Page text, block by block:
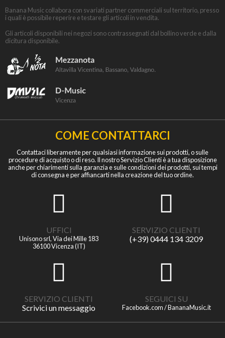
Banana Music collabora con svariati partner commerciali sul territorio, presso
i quali è possibile reperire e testare gli articoli in vendita.
Gli articoli disponibili nei negozi sono contrassegnati dal bollino verde e dalla
dicitura disponibile.
COME CONTATTARCI
Contattaci liberamente per qualsiasi informazione sui prodotti, o sulle
procedure di acquisto o di reso. Il nostro Servizio Clienti è a tua disposizione
anche per chiarimenti sulla garanzia e sulle condizioni dei prodotti, sui tempi
di consegna e per affiancarti nella creazione del tuo ordine.
UFFICI
Unisono srl, Via dei Mille 183
36100 Vicenza (IT)
SERVIZIO CLIENTI
(+39) 0444 134 3209
SERVIZIO CLIENTI
Scrivici un messaggio
SEGUICI SU
Facebook.com / BananaMusic.it